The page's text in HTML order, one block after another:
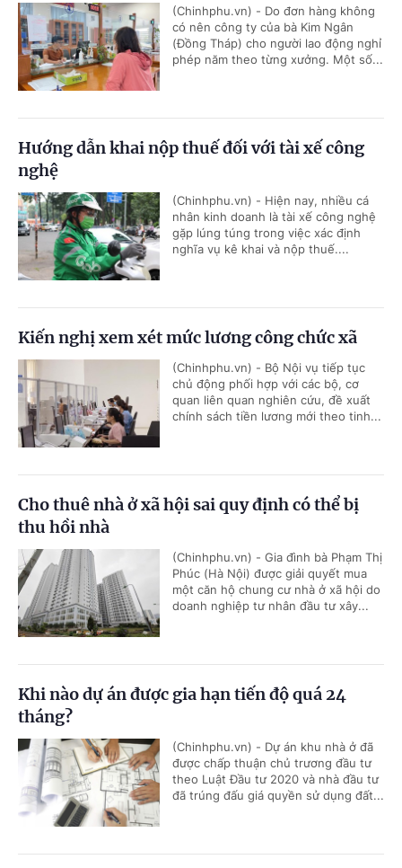
(Chinhphu.vn) - Do đơn hàng không
có nên công ty của bà Kim Ngân
(Đồng Tháp) cho người lao động nghỉ
phép năm theo từng xưởng. Một số...
Hướng dẫn khai nộp thuế đối với tài xế công
nghệ
(Chinhphu.vn) - Hiện nay, nhiều cá
nhân kinh doanh là tài xế công nghệ
gặp lúng túng trong việc xác định
nghĩa vụ kê khai và nộp thuế....
Kiến nghị xem xét mức lương công chức xã
(Chinhphu.vn) - Bộ Nội vụ tiếp tục
chủ động phối hợp với các bộ, cơ
quan liên quan nghiên cứu, đề xuất
chính sách tiền lương mới theo tinh...
Cho thuê nhà ở xã hội sai quy định có thể bị
thu hồi nhà
(Chinhphu.vn) - Gia đình bà Phạm Thị
Phúc (Hà Nội) được giải quyết mua
một căn hộ chung cư nhà ở xã hội do
doanh nghiệp tư nhân đầu tư xây...
Khi nào dự án được gia hạn tiến độ quá 24
tháng?
(Chinhphu.vn) - Dự án khu nhà ở đã
được chấp thuận chủ trương đầu tư
theo Luật Đầu tư 2020 và nhà đầu tư
đã trúng đấu giá quyền sử dụng đất...